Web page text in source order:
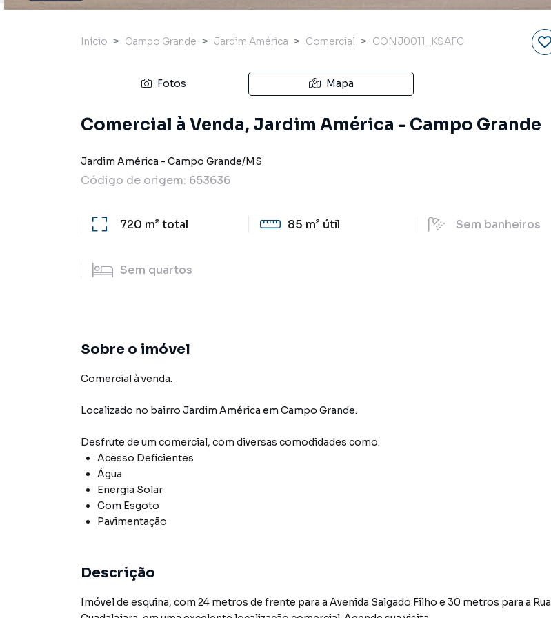
Início Campo Grande Jardim América Comercial CONJ0011_KSAFC
Fotos Mapa
Comercial à Venda, Jardim América - Campo Grande
Jardim América - Campo Grande/MS
Código de origem: 653636
720 m²total 85 m² útil Sem banheiros
Sem quartos
Sobre o imóvel
Comercial à venda.
Localizado no bairro Jardim América em Campo Grande.
Desfrute de um comercial, com diversas comodidades como:
Acesso Deficientes
Água
Energia Solar
Com Esgoto
Pavimentação
Descrição
Imóvel de esquina, com 24 metros de frente para a Avenida Salgado Filho e 30 metros para a Rua